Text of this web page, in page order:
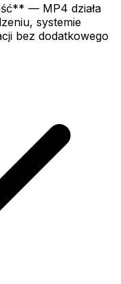
— MP4 działa
systemie
bez dodatkowego